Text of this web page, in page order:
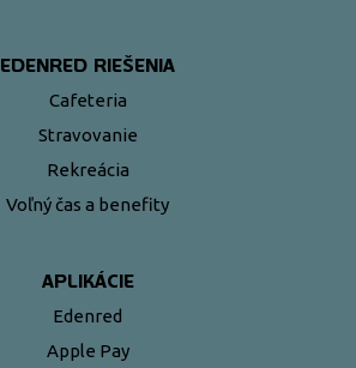
EDENRED RIEŠENIA
Cafeteria
Stravovanie
Rekreácia
Voľný čas a benefity
APLIKÁCIE
Edenred
Apple Pay